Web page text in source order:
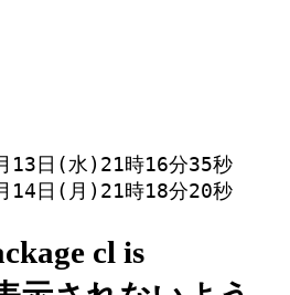
13日(水)21時16分35秒
14日(月)21時18分20秒
cl is